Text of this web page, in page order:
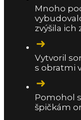
Mnoho
zvýšila ich
Vytvoril
s obratmi
Pomohol
špičkám